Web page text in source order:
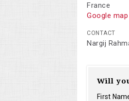
France
Google
CONTACT
Nargij
Will
First